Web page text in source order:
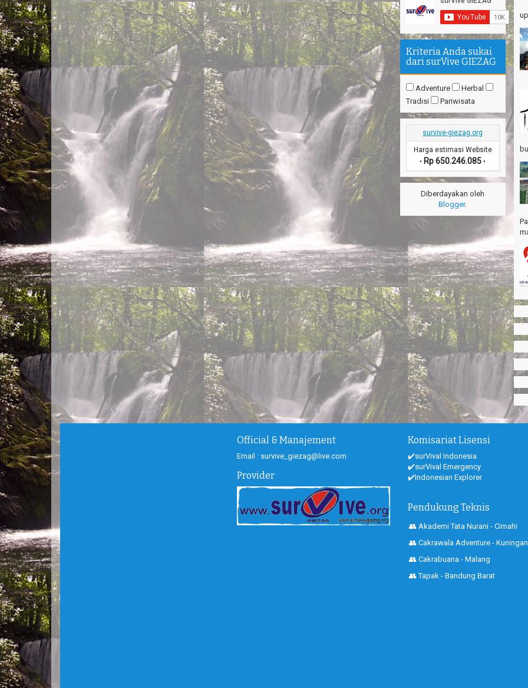
Kriteria Anda sukai
dari surVive GIEZAG
Adventure
Herbal
Tradisi
Pariwisata
survive-giezag.org
Harga estimasi Website
• Rp 650.246.085 •
Diberdayakan oleh
Blogger.
Official & Manajement
Email : survive_giezag@live.com
Provider
Komisariat Lisensi
✔️surVival Indonesia
✔️surVival Emergency
✔️Indonesian Explorer
Pendukung Teknis
👥 Akademi Tata Nurani - Cimahi
👥 Cakrawala Adventure - Kuningan
👥 Cakrabuana - Malang
👥 Tapak - Bandung Barat